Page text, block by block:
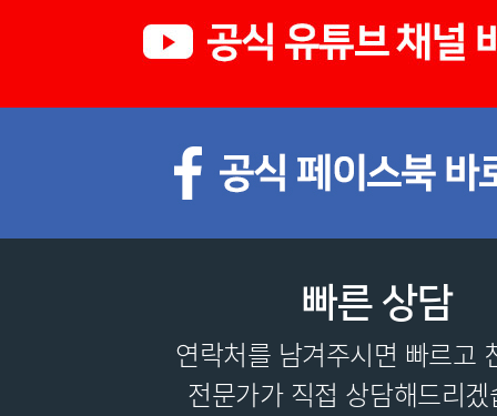
빠른 상담
연락처를 남겨주시면 빠르고
전문가가 직접 상담해드리